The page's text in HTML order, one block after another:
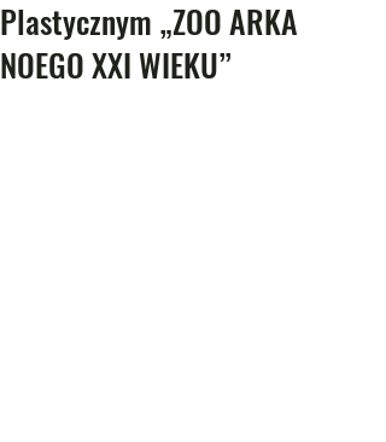
Plastycznym „ZOO ARKA
NOEGO XXI WIEKU”